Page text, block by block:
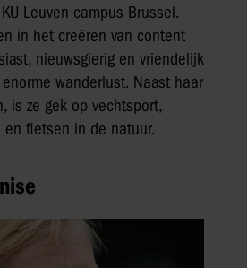
Leuven campus Brussel.
in het creëren van content
nieuwsgierig en vriendelijk
wanderlust. Naast haar
is ze gek op vechtsport,
en fietsen in de natuur.